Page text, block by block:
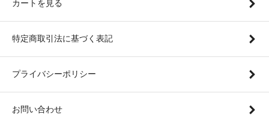
カートを見る
特定商取引法に基づく表記
プライバシーポリシー
お問い合わせ